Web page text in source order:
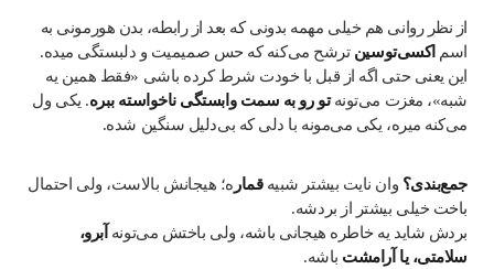
از نظر روانی هم خیلی مهمه بدونی که بعد از رابطه، بدن هورمونی به
اسم اکسی‌توسین ترشح می‌کنه که حس صمیمیت و دلبستگی میده.
این یعنی حتی اگه از قبل با خودت شرط کرده باشی «فقط همین یه
شبه»، مغزت می‌تونهتو رو به سمت وابستگی ناخواسته ببره. یکی ول
می‌کنه میره، یکی می‌مونه با دلی که بی‌دلیل سنگین شده.
جمع‌بندی؟ وان نایت بیشتر شبیهقمار ه؛ هیجانش بالاست، ولی احتمال
باخت خیلی بیشتر از بردشه.
بردش شاید یه خاطره هیجانی باشه، ولی باختش می‌تونه آبرو،
سلامتی، یا آرامشت باشه.